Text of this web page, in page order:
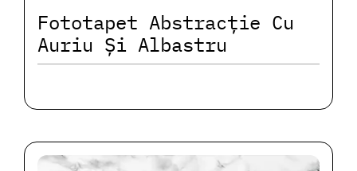
Fototapet Abstracție Cu
Auriu Și Albastru